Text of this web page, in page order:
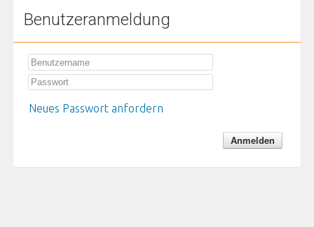
Benutzeranmeldung
Neues Passwort anfordern